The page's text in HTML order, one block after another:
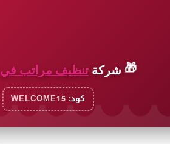
🎁 شركةتنظيف مراتب في
كود: WELCOME15